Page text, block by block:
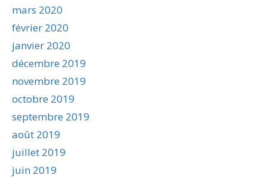
mars 2020
février 2020
janvier 2020
décembre 2019
novembre 2019
octobre 2019
septembre 2019
août 2019
juillet 2019
juin 2019